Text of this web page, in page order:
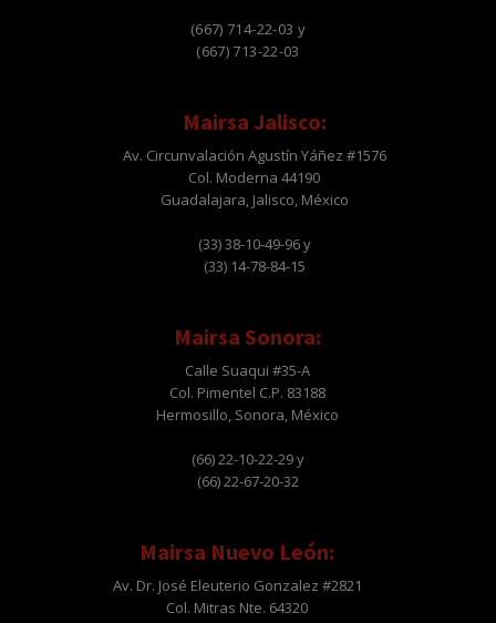
(667) 714-22-03 y
(667) 713-22-03
Mairsa Jalisco:
Av. Circunvalación Agustín Yáñez #1576
Col. Moderna 44190
Guadalajara, Jalisco, México
(33) 38-10-49-96 y
(33) 14-78-84-15
Mairsa Sonora:
Calle Suaqui #35-A
Col. Pimentel C.P. 83188
Hermosillo, Sonora, México
(66) 22-10-22-29 y
(66) 22-67-20-32
Mairsa Nuevo León:
Av. Dr. José Eleuterio Gonzalez #2821
Col. Mitras Nte. 64320